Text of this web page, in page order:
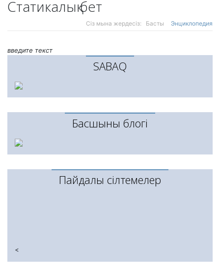
Статикалық бет
Сіз мына жердесіз: Басты Энциклопедия
введите текст
SABAQ
Басшының блогі
Пайдалы сілтемелер
<